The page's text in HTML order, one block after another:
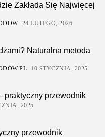
Zakłada Się Najwięcej
24 LUTEGO, 2026
Naturalna metoda
10 STYCZNIA, 2025
praktyczny przewodnik
2025
przewodnik